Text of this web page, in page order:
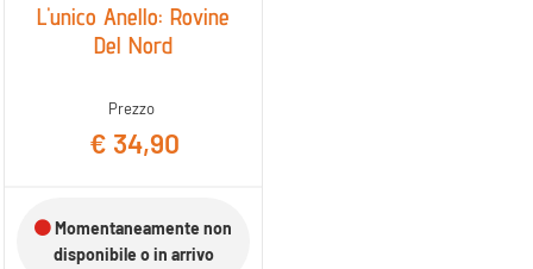
L'unico Anello: Rovine
Del Nord
Prezzo
€ 34,90
Momentaneamente non
disponibile o in arrivo